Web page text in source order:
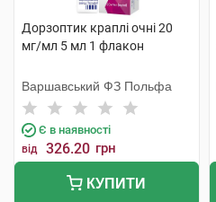
Дорзоптик краплі очні 20
мг/мл 5 мл 1 флакон
Варшавський ФЗ Польфа
Є в наявності
від 326.20 грн
КУПИТИ